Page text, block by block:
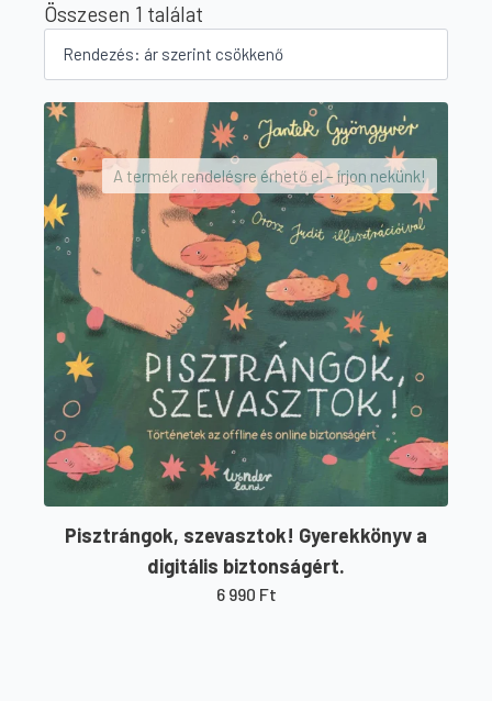
Összesen 1 találat
A termék rendelésre érhető el – írjon nekünk!
Pisztrángok, szevasztok! Gyerekkönyv a
digitális biztonságért.
6 990 Ft